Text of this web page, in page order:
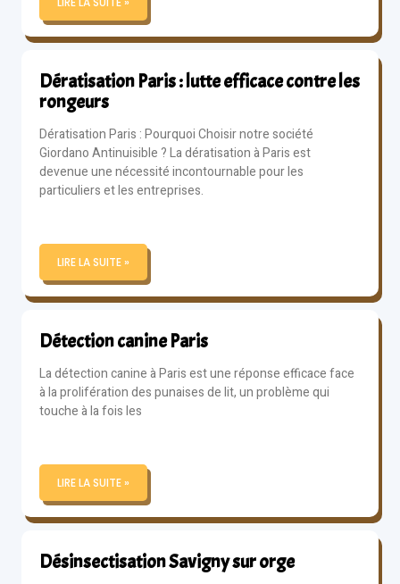
Dératisation Paris : lutte efficace contre les
rongeurs
Dératisation Paris : Pourquoi Choisir notre société
Giordano Antinuisible ? La dératisation à Paris est
devenue une nécessité incontournable pour les
particuliers et les entreprises.
LIRE LA SUITE »
Détection canine Paris
La détection canine à Paris est une réponse efficace face
à la prolifération des punaises de lit, un problème qui
touche à la fois les
LIRE LA SUITE »
Désinsectisation Savigny sur orge